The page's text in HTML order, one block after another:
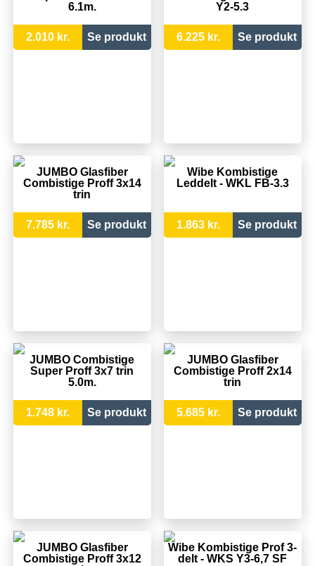
6.1m.
2.010 kr. Se produkt
Y2-5.3
6.225 kr. Se produkt
JUMBO Glasfiber
Combistige Proff 3x14
trin
7.785 kr. Se produkt
Wibe Kombistige
Leddelt - WKL FB-3.3
1.863 kr. Se produkt
JUMBO Combistige
Super Proff 3x7 trin
5.0m.
1.748 kr. Se produkt
JUMBO Glasfiber
Combistige Proff 2x14
trin
5.685 kr. Se produkt
JUMBO Glasfiber
Combistige Proff 3x12
Wibe Kombistige Prof 3-
delt - WKS Y3-6,7 SF